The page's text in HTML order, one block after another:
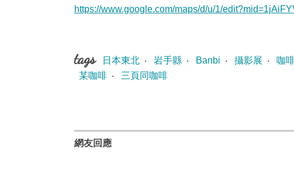
https://www.google.com/maps/d/u/1/
tags 日本東北 ‧ 岩手縣 ‧ Banbi ‧ 攝影展 ‧ 咖
某咖啡 ‧ 三頁同咖啡
網友回應